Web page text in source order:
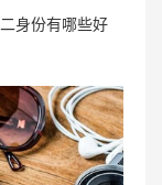
身份有哪些好